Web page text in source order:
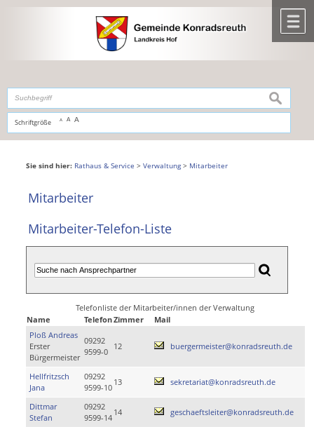
,zur Navigationoderzur Startseitespringen.
Schriftgröße A A A
suchen
Sie sind hier: Rathaus & Service > Verwaltung> Mitarbeiter
Mitarbeiter
Mitarbeiter-Telefon-Liste
Telefonliste der Mitarbeiter/innen der Verwaltung
Name
TelefonZimmer
Mail
Ploß Andreas
Erster
Bürgermeister
09292
9599-0
12 buergermeister@konradsreuth.de
Hellfritzsch
Jana
09292
9599-10
13 sekretariat@konradsreuth.de
Dittmar
Stefan
09292
9599-14
14 geschaeftsleiter@konradsreuth.de